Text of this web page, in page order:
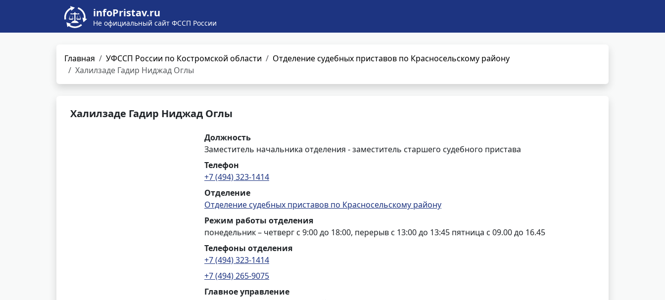
infoPristav.ru
Не официальный сайт ФССП России
Главная УФССП России по Костромской области
Отделение судебных приставов по Красносельскому району
Халилзаде Гадир Ниджад Оглы
Халилзаде Гадир Ниджад Оглы
Должность
Заместитель начальника отделения - заместитель старшего судебного пристава
Телефон
+7 (494) 323-1414
Отделение
Отделение судебных приставов по Красносельскому району
Режим работы отделения
понедельник – четверг с 9:00 до 18:00, перерыв с 13:00 до 13:45 пятница с 09.00 до 16.45
Телефоны отделения
+7 (494) 323-1414
+7 (494) 265-9075
Главное управление